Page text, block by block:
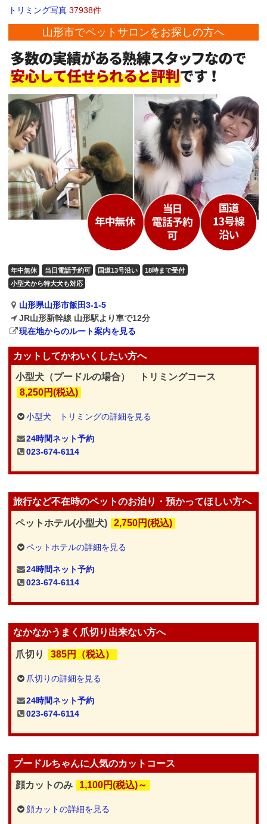
トリミング写真 37938件
山形市でペットサロンをお探しの方へ
年中無休 当日電話予約可 国道13号沿い
18時まで受付
小型犬から特大犬も対応
山形県山形市飯田3-1-5
JR山形新幹線 山形駅より車で12分
現在地からのルート案内を見る
カットしてかわいくしたい方へ
小型犬（プードルの場合） トリミングコース
8,250円(税込)
小型犬 トリミングの詳細を見る
24時間ネット予約
023-674-6114
旅行など不在時のペットのお泊り・預かってほしい方へ
ペットホテル(小型犬) 2,750円(税込)
ペットホテルの詳細を見る
24時間ネット予約
023-674-6114
なかなかうまく爪切り出来ない方へ
爪切り 385円（税込）
爪切りの詳細を見る
24時間ネット予約
023-674-6114
プードルちゃんに人気のカットコース
顔カットのみ 1,100円(税込)～
顔カットの詳細を見る